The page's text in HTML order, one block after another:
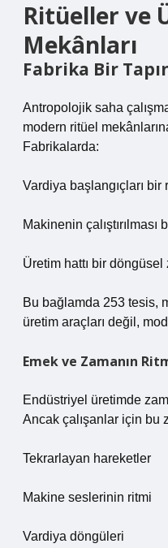
Ritüeller ve
Mekânları
Fabrika Bir
Antropolojik saha
modern ritüel
Fabrikalarda:
Vardiya başlangıçları
Makinenin çalıştırılması
Üretim hattı bir döngüsel
Bu bağlamda 253 tesis,
üretim araçları değil,
Emek ve Zamanın
Endüstriyel üretimde
Ancak çalışanlar için bu
Tekrarlayan hareketler
Makine seslerinin ritmi
Vardiya döngüleri